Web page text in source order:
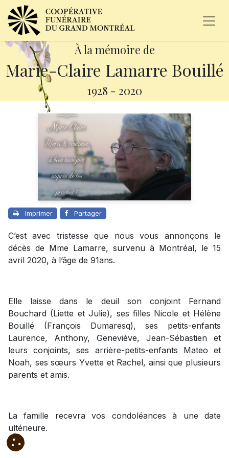
À la mémoire de
Marie-Claire Lamarre Bouillé
1928 - 2020
Imprimer Partager
C’est avec tristesse que nous vous annonçons le
décès de Mme Lamarre, survenu à Montréal, le 15
avril 2020, à l’âge de 91ans.
Elle laisse dans le deuil son conjoint Fernand
Bouchard (Liette et Julie), ses filles Nicole et Hélène
Bouillé (François Dumaresq), ses petits-enfants
Laurence, Anthony, Geneviève, Jean-Sébastien et
leurs conjoints, ses arrière-petits-enfants Mateo et
Noah, ses sœurs Yvette et Rachel, ainsi que plusieurs
parents et amis.
La famille recevra vos condoléances à une date
ultérieure.